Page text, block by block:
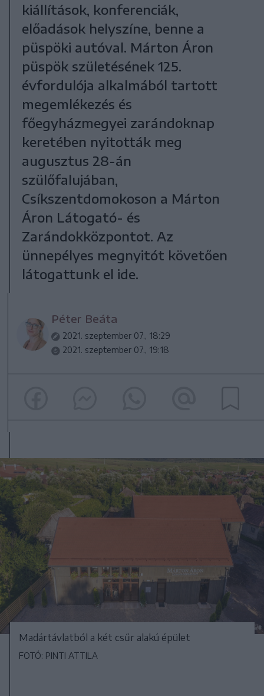
kiállítások, konferenciák,
előadások helyszíne, benne a
püspöki autóval. Márton Áron
püspök születésének 125.
évfordulója alkalmából tartott
megemlékezés és
főegyházmegyei zarándoknap
keretében nyitották meg
augusztus 28-án
szülőfalujában,
Csíkszentdomokoson a Márton
Áron Látogató- és
Zarándokközpontot. Az
ünnepélyes megnyitót követően
látogattunk el ide.
Péter Beáta
2021. szeptember 07., 18:29
2021. szeptember 07., 19:18
Madártávlatból a két csűr alakú épület
FOTÓ: PINTI ATTILA